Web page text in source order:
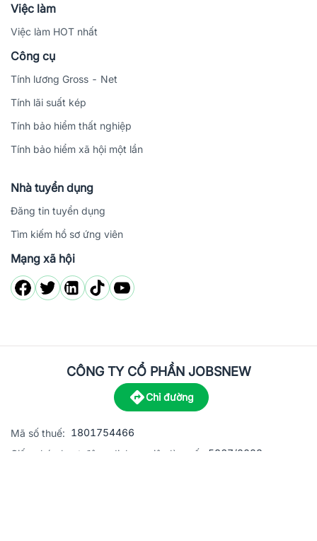
Việc làm
Việc làm HOT nhất
Công cụ
Tính lương Gross - Net
Tính lãi suất kép
Tính bảo hiểm thất nghiệp
Tính bảo hiểm xã hội một lần
Nhà tuyển dụng
Đăng tin tuyển dụng
Tìm kiếm hồ sơ ứng viên
Mạng xã hội
CÔNG TY CỔ PHẦN JOBSNEW
Chỉ đường
Mã số thuế: 1801754466
Giấy phép hoạt động dịch vụ việc làm số:
5867/2023